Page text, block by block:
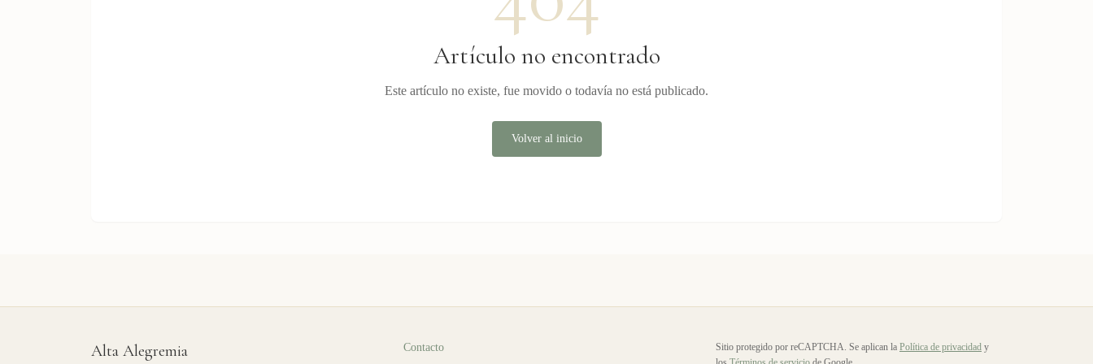
Artículo no encontrado
Este artículo no existe, fue movido o todavía no está publicado.
Volver al inicio
Alta Alegremia Contacto Sitio protegido por reCAPTCHA. Se aplican la Política de privacidad y